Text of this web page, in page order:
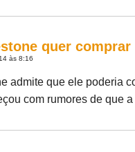
quer
às 8:16
admite que ele poderia
com rumores de que